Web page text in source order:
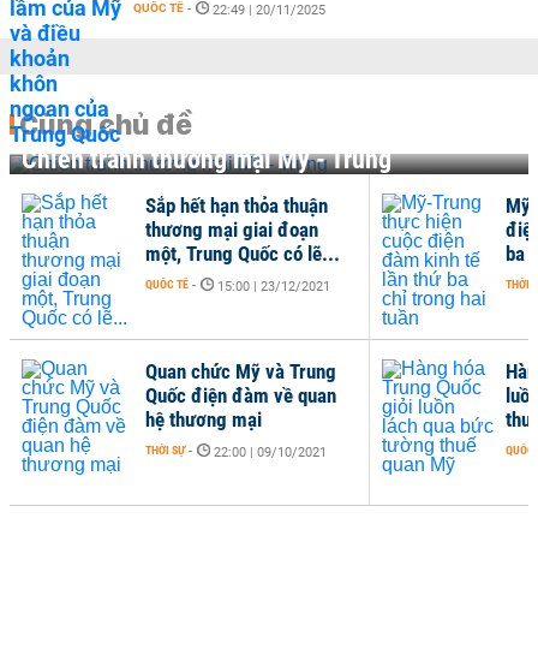
QUỐC TẾ - 22:49 | 20/11/2025
Cùng chủ đề
Chiến tranh thương mại Mỹ - Trung
QUỐC
Sắp hết hạn thỏa thuận
thương mại giai đoạn
một, Trung Quốc có lẽ...
QUỐC TẾ - 15:00 | 23/12/2021
Quan chức Mỹ và Trung
Quốc điện đàm về quan
hệ thương mại
THỜI SỰ - 22:00 | 09/10/2021
ba
THỜI